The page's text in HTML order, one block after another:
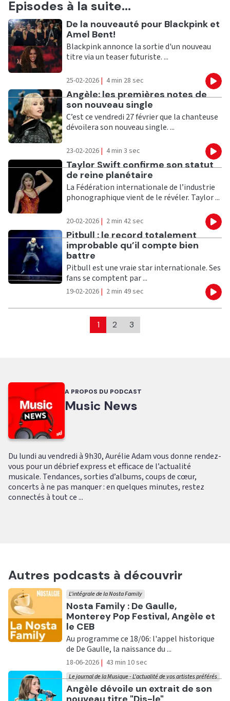
Episodes à la suite...
Ecouter
De la nouveauté pour Blackpink et
Amel Bent!
Blackpink annonce la sortie d'un nouveau
titre via un teaser futuriste. ...
25-02-2026 | 4 min 28 sec
Ecouter
Angèle: les premières notes de
son nouveau single
C’est ce vendredi 27 février que la chanteuse
dévoilera son nouveau single. ...
23-02-2026 | 4 min 3 sec
Ecouter
Taylor Swift confirme son statut
de reine planétaire
La Fédération internationale de l’industrie
phonographique vient de le révéler. Taylor ...
20-02-2026 | 2 min 42 sec
Ecouter
Pitbull : le record totalement
improbable qu’il compte bien
battre
Pitbull est une vraie star internationale. Ses
fans se comptent par ...
19-02-2026 | 2 min 49 sec
1 2 3
A PROPOS DU PODCAST
Music News
Du lundi au vendredi à 9h30, Aurélie Adam vous donne rendez-
vous pour un débrief express et efficace de l’actualité
musicale. Tendances, sorties d’albums, coups de cœur,
concerts à ne pas manquer : en quelques minutes, restez
connectés à tout ce ...
Autres podcasts à découvrir
Ecouter
Nosta Family : De Gaulle,
Monterey Pop Festival, Angèle et
le CEB
L'intégrale de la Nosta Family
Au programme ce 18/06: l'appel historique
de De Gaulle, la naissance du ...
18-06-2026 | 43 min 10 sec
Ecouter
Angèle dévoile un extrait de son
Le journal de la Musique - L'actualité de vos artistes préférés